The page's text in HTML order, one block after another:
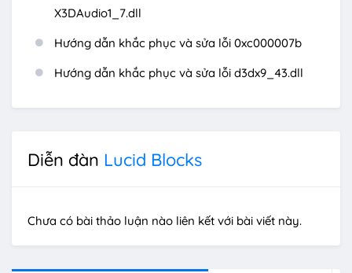
X3DAudio1_7.dll
Hướng dẫn khắc phục và sửa lỗi 0xc000007b
Hướng dẫn khắc phục và sửa lỗi d3dx9_43.dll
Diễn đàn Lucid Blocks
Chưa có bài thảo luận nào liên kết với bài viết này.